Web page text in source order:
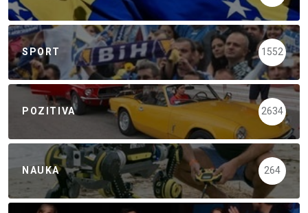
SPORT 1552
POZITIVA 2634
NAUKA 264